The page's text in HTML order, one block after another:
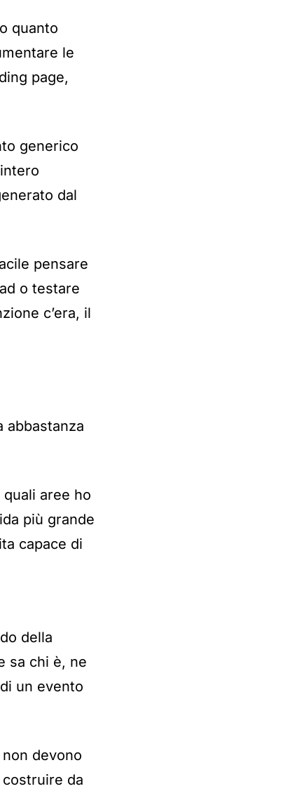
quanto
le
page,
generico
dal
pensare
o testare
c’era, il
abbastanza
aree ho
più grande
capace di
della
sa chi è, ne
un evento
devono
da